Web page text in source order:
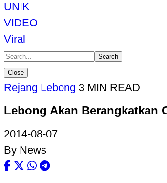
UNIK
VIDEO
Viral
Search
Close
Rejang Lebong 3 MIN READ
Lebong Akan Berangkatkan
2014-08-07
By News